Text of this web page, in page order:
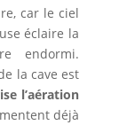
car le ciel
éclaire la
endormi.
la cave est
l’aération
déjà